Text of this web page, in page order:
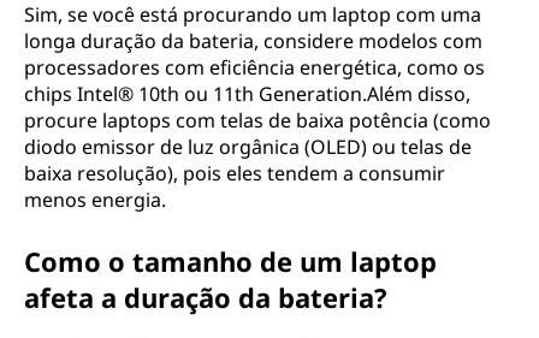
Sim, se você está procurando um laptop com uma
longa duração da bateria, considere modelos com
processadores com eficiência energética, como os
chips Intel® 10th ou 11th Generation.Além disso,
procure laptops com telas de baixa potência (como
diodo emissor de luz orgânica (OLED) ou telas de
baixa resolução), pois eles tendem a consumir
menos energia.
Como o tamanho de um laptop
afeta a duração da bateria?